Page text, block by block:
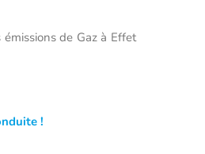
de Gaz à Effet
!